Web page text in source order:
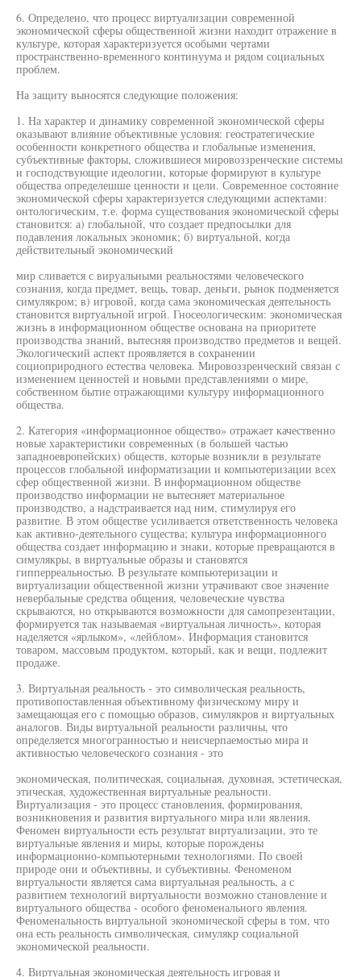
6. Определено, что процесс виртуализации современной
экономической сферы общественной жизни находит отражение в
культуре, которая характеризуется особыми чертами
пространственно-временного континуума и рядом социальных
проблем.
На защиту выносятся следующие положения:
1. На характер и динамику современной экономической сферы
оказывают влияние объективные условия: геостратегические
особенности конкретного общества и глобальные изменения,
субъективные факторы, сложившиеся мировоззренческие системы
и господствующие идеологии, которые формируют в культуре
общества определешше ценности и цели. Современное состояние
экономической сферы характеризуется следующими аспектами:
онтологическим, т.е. форма существования экономической сферы
становится: а) глобальной, что создает предпосылки для
подавления локальных экономик; б) виртуальной, когда
действительный экономический
мир сливается с вируальными реальностями человеческого
сознания, когда предмет, вещь, товар, деньги, рынок подменяется
симулякром; в) игровой, когда сама экономическая деятельность
становится виртуальной игрой. Гносеологическим: экономическая
жизнь в информационном обществе основана на приоритете
производства знаний, вытесняя производство предметов и вещей.
Экологический аспект проявляется в сохранении
социоприродного естества человека. Мировоззренческий связан с
изменением ценностей и новыми представлениями о мире,
собственном бытие отражающими культуру информационного
общества.
2. Категория «информационное общество» отражает качественно
новые характеристики современных (в большей частью
западноевропейских) обществ, которые возникли в результате
процессов глобальной информатизации и компьютеризации всех
сфер общественной жизни. В информационном обществе
производство информации не вытесняет материальное
производство, а надстраивается над ним, стимулируя его
развитие. В этом обществе усиливается ответственность человека
как активно-деятельного существа; культура информационного
общества создает информацию и знаки, которые превращаются в
симулякры, в виртуальные образы и становятся
гипперреальностью. В результате компьютеризации и
виртуализации общественной жизни утрачивают свое значение
невербальные средства общения, человеческие чувства
скрываются, но открываются возможности для самопрезентации,
формируется так называемая «виртуальная личность», которая
наделяется «ярлыком», «лейблом». Информация становится
товаром, массовым продуктом, который, как и вещи, подлежит
продаже.
3. Виртуальная реальность - это символическая реальность,
противопоставленная объективному физическому миру и
замещающая его с помощью образов, симулякров и виртуальных
аналогов. Виды виртуальной реальности различны, что
определяется многогранностью и неисчерпаемостью мира и
активностью человеческого сознания - это
экономическая, политическая, социальная, духовная, эстетическая,
этическая, художественная виртуальные реальности.
Виртуализация - это процесс становления, формирования,
возникновения и развития виртуального мира или явления.
Феномен виртуальности есть результат виртуализации, это те
виртуальные явления и миры, которые порождены
информационно-компьютерными технологиями. По своей
природе они и объективны, и субъективны. Феноменом
виртуальности является сама виртуальная реальность, а с
развитием технологий виртуальности возможно становление и
виртуального общества - особого феноменального явления.
Феноменальность виртуальной экономической сферы в том, что
она есть реальность символическая, симулякр социальной
экономической реальности.
4. Виртуальная экономическая деятельность игровая и